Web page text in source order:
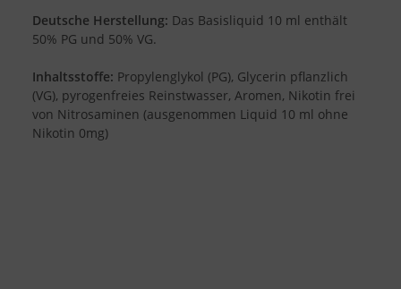
Deutsche Herstellung: Das Basisliquid 10 ml enthält
50% PG und 50% VG.
Inhaltsstoffe: Propylenglykol (PG), Glycerin pflanzlich
(VG), pyrogenfreies Reinstwasser, Aromen, Nikotin frei
von Nitrosaminen (ausgenommen Liquid 10 ml ohne
Nikotin 0mg)